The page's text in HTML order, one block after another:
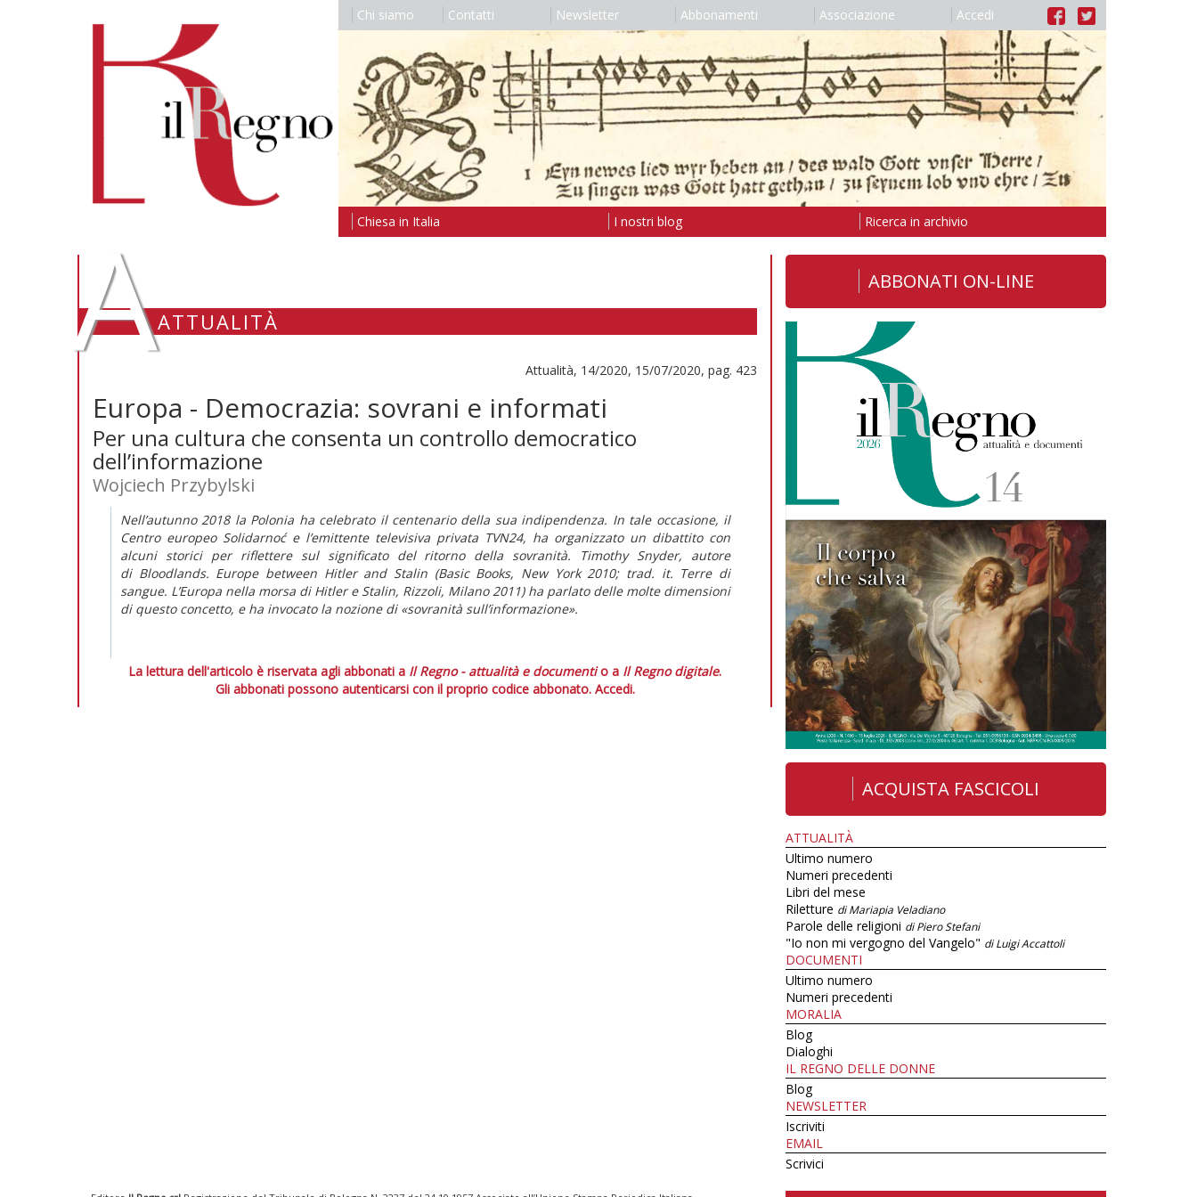
Chi siamo Contatti Newsletter Abbonamenti Associazione Accedi
Chiesa in Italia I nostri blog Ricerca in archivio
AATTUALITÀ
Attualità, 14/2020, 15/07/2020, pag. 423
Europa - Democrazia: sovrani e informati
Per una cultura che consenta un controllo democratico
dell’informazione
Wojciech Przybylski
Nell’autunno 2018 la Polonia ha celebrato il centenario della sua indipendenza. In tale occasione, il
Centro europeo Solidarnoć e l’emittente televisiva privata TVN24, ha organizzato un dibattito con
alcuni storici per riflettere sul significato del ritorno della sovranità. Timothy Snyder, autore
di Bloodlands. Europe between Hitler and Stalin (Basic Books, New York 2010; trad. it. Terre di
sangue. L’Europa nella morsa di Hitler e Stalin, Rizzoli, Milano 2011) ha parlato delle molte dimensioni
di questo concetto, e ha invocato la nozione di «sovranità sull’informazione».
La lettura dell'articolo è riservata agli abbonati a Il Regno - attualità e documentio a Il Regno digitale.
Gli abbonati possono autenticarsi con il proprio codice abbonato. Accedi.
ABBONATI ON-LINE
ACQUISTA FASCICOLI
ATTUALITÀ
Ultimo numero
Numeri precedenti
Libri del mese
Riletture di Mariapia Veladiano
Parole delle religioni di Piero Stefani
"Io non mi vergogno del Vangelo" di Luigi Accattoli
DOCUMENTI
Ultimo numero
Numeri precedenti
MORALIA
Blog
Dialoghi
IL REGNO DELLE DONNE
Blog
NEWSLETTER
Iscriviti
EMAIL
Scrivici